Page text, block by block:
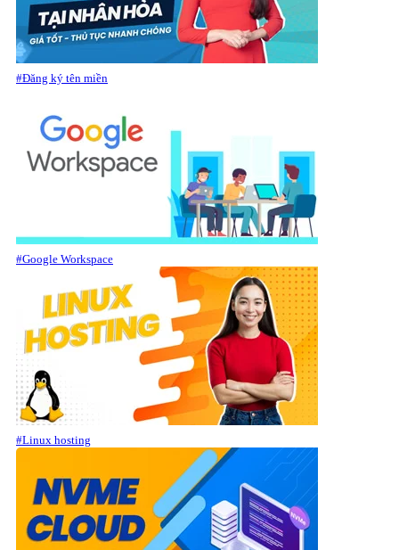
#Đăng ký tên miền
#Google Workspace
#Linux hosting